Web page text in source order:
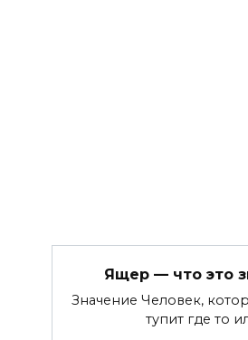
Ящер — что это
Значение Человек,
тупит где то